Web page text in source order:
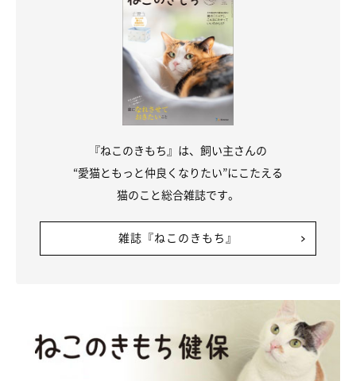
飼い主さんの足元に寝転ぶしいちゃん
また、しいちゃんは甘え上手になったそうで、飼い主さんの前で
「かまって〜」と言わんばかりにおなかを見せるのだそう。その
姿を見て、飼い主さんはほっこりしているといいます。
『ねこのきもち』は、飼い主さんの
“愛猫ともっと仲良くなりたい”にこたえる
猫のこと総合雑誌です。
雑誌『ねこのきもち』